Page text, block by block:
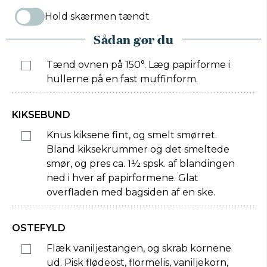
Hold skærmen tændt
Sådan gør du
Tænd ovnen på 150°. Læg papirforme i
hullerne på en fast muffinform.
KIKSEBUND
Knus kiksene fint, og smelt smørret.
Bland kiksekrummer og det smeltede
smør, og pres ca. 1½ spsk. af blandingen
ned i hver af papirformene. Glat
overfladen med bagsiden af en ske.
OSTEFYLD
Flæk vaniljestangen, og skrab kornene
ud. Pisk flødeost, flormelis, vaniljekorn,